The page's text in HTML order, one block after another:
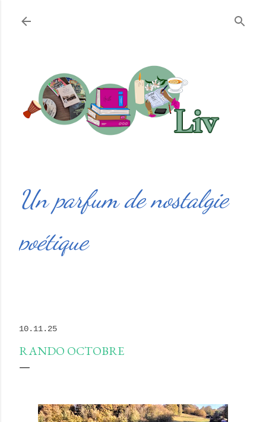
Un parfum de nostalgie
poétique
10.11.25
RANDO OCTOBRE